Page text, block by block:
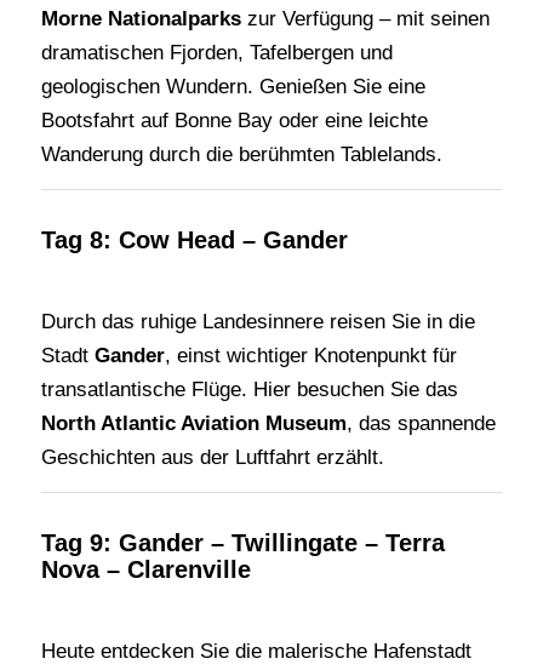
Morne Nationalparkszur Verfügung – mit seinen
dramatischen Fjorden, Tafelbergen und
geologischen Wundern. Genießen Sie eine
Bootsfahrt auf Bonne Bay oder eine leichte
Wanderung durch die berühmten Tablelands.
Tag 8: Cow Head – Gander
Durch das ruhige Landesinnere reisen Sie in die
Stadt Gander, einst wichtiger Knotenpunkt für
transatlantische Flüge. Hier besuchen Sie das
North Atlantic Aviation Museum, das spannende
Geschichten aus der Luftfahrt erzählt.
Tag 9: Gander – Twillingate – Terra
Nova – Clarenville
Heute entdecken Sie die malerische Hafenstadt